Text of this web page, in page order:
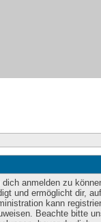
anmelden zu
und ermöglicht dir, auf
kann
Beachte bitte